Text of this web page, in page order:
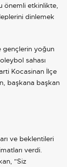
önemli etkinlikte,
dinlemek
gençlerin yoğun
sahası
Kocasinan İlçe
başkana başkan
ve beklentileri
verdi.
"Siz